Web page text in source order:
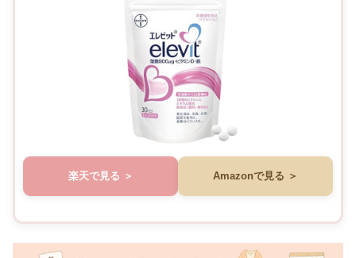
楽天で見る Amazonで見る